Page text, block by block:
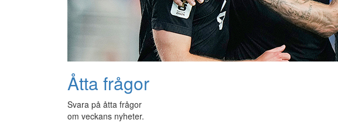
Åtta frågor
Svara på åtta frågor
om veckans nyheter.